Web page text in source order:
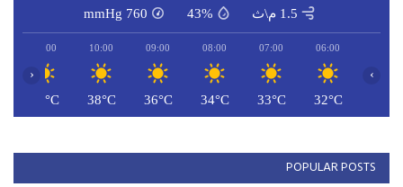
1.5 م\ث 43%
760
mmHg
06:00
32°C
07:00
33°C
08:00
34°C
09:00
36°C
10:00
38°C
11:00
40°C
‹ ›
POPULAR POSTS